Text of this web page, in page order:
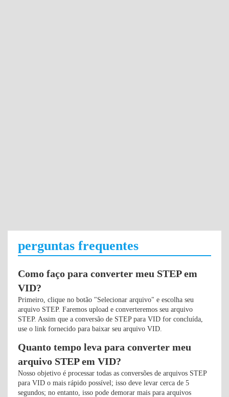
perguntas frequentes
Como faço para converter meu STEP em
VID?
Primeiro, clique no botão "Selecionar arquivo" e escolha seu
arquivo STEP. Faremos upload e converteremos seu arquivo
STEP. Assim que a conversão de STEP para VID for concluída,
use o link fornecido para baixar seu arquivo VID.
Quanto tempo leva para converter meu
arquivo STEP em VID?
Nosso objetivo é processar todas as conversões de arquivos STEP
para VID o mais rápido possível; isso deve levar cerca de 5
segundos; no entanto, isso pode demorar mais para arquivos